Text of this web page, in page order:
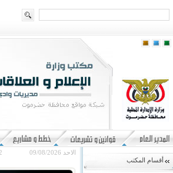
الاحد 09/08/2026
أقسام المكتب